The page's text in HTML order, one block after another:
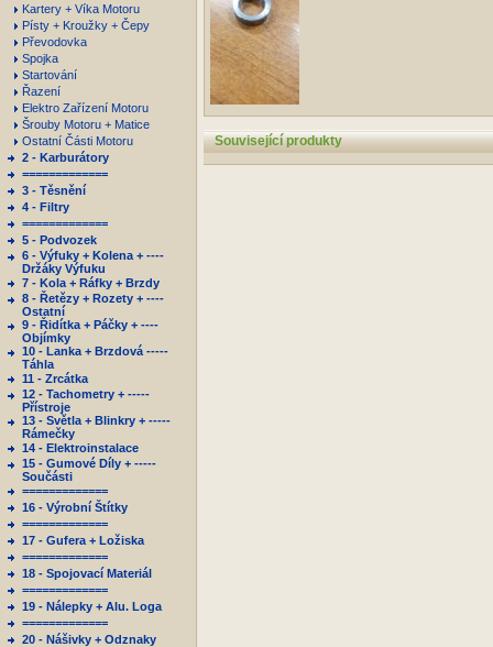
Kartery + Víka Motoru
Písty + Kroužky + Čepy
Převodovka
Spojka
Startování
Řazení
Elektro Zařízení Motoru
Šrouby Motoru + Matice
Ostatní Části Motoru
2 - Karburátory
=============
3 - Těsnění
4 - Filtry
=============
5 - Podvozek
6 - Výfuky + Kolena + ----
Držáky Výfuku
7 - Kola + Ráfky + Brzdy
8 - Řetězy + Rozety + ----
Ostatní
9 - Řidítka + Páčky + ----
Objímky
10 - Lanka + Brzdová -----
Táhla
11 - Zrcátka
12 - Tachometry + -----
Přístroje
13 - Světla + Blinkry + -----
Rámečky
14 - Elektroinstalace
15 - Gumové Díly + -----
Součásti
=============
16 - Výrobní Štítky
=============
17 - Gufera + Ložiska
=============
18 - Spojovací Materiál
=============
19 - Nálepky + Alu. Loga
=============
20 - Nášivky + Odznaky
Související produkty